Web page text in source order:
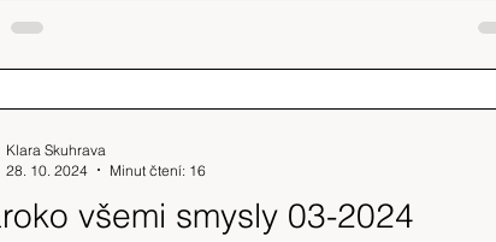
všemi smysly 03-2024
Klara Skuhrava
28. 10. 2024
Minut čtení: 16